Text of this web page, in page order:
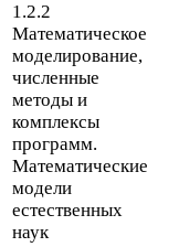
1.2.2
Математическое
моделирование,
численные
методы и
комплексы
программ.
Математические
модели
естественных
наук